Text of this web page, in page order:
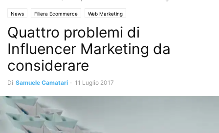
News Filiera Ecommerce Web Marketing
Quattro problemi di
Influencer Marketing da
considerare
Di Samuele Camatari - 11 Luglio 2017